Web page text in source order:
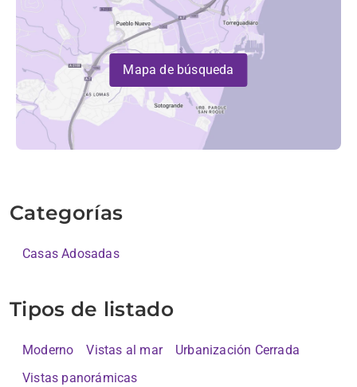
Mapa de búsqueda
Categorías
Casas Adosadas
Tipos de listado
Moderno Vistas al mar
Urbanización Cerrada
Vistas panorámicas